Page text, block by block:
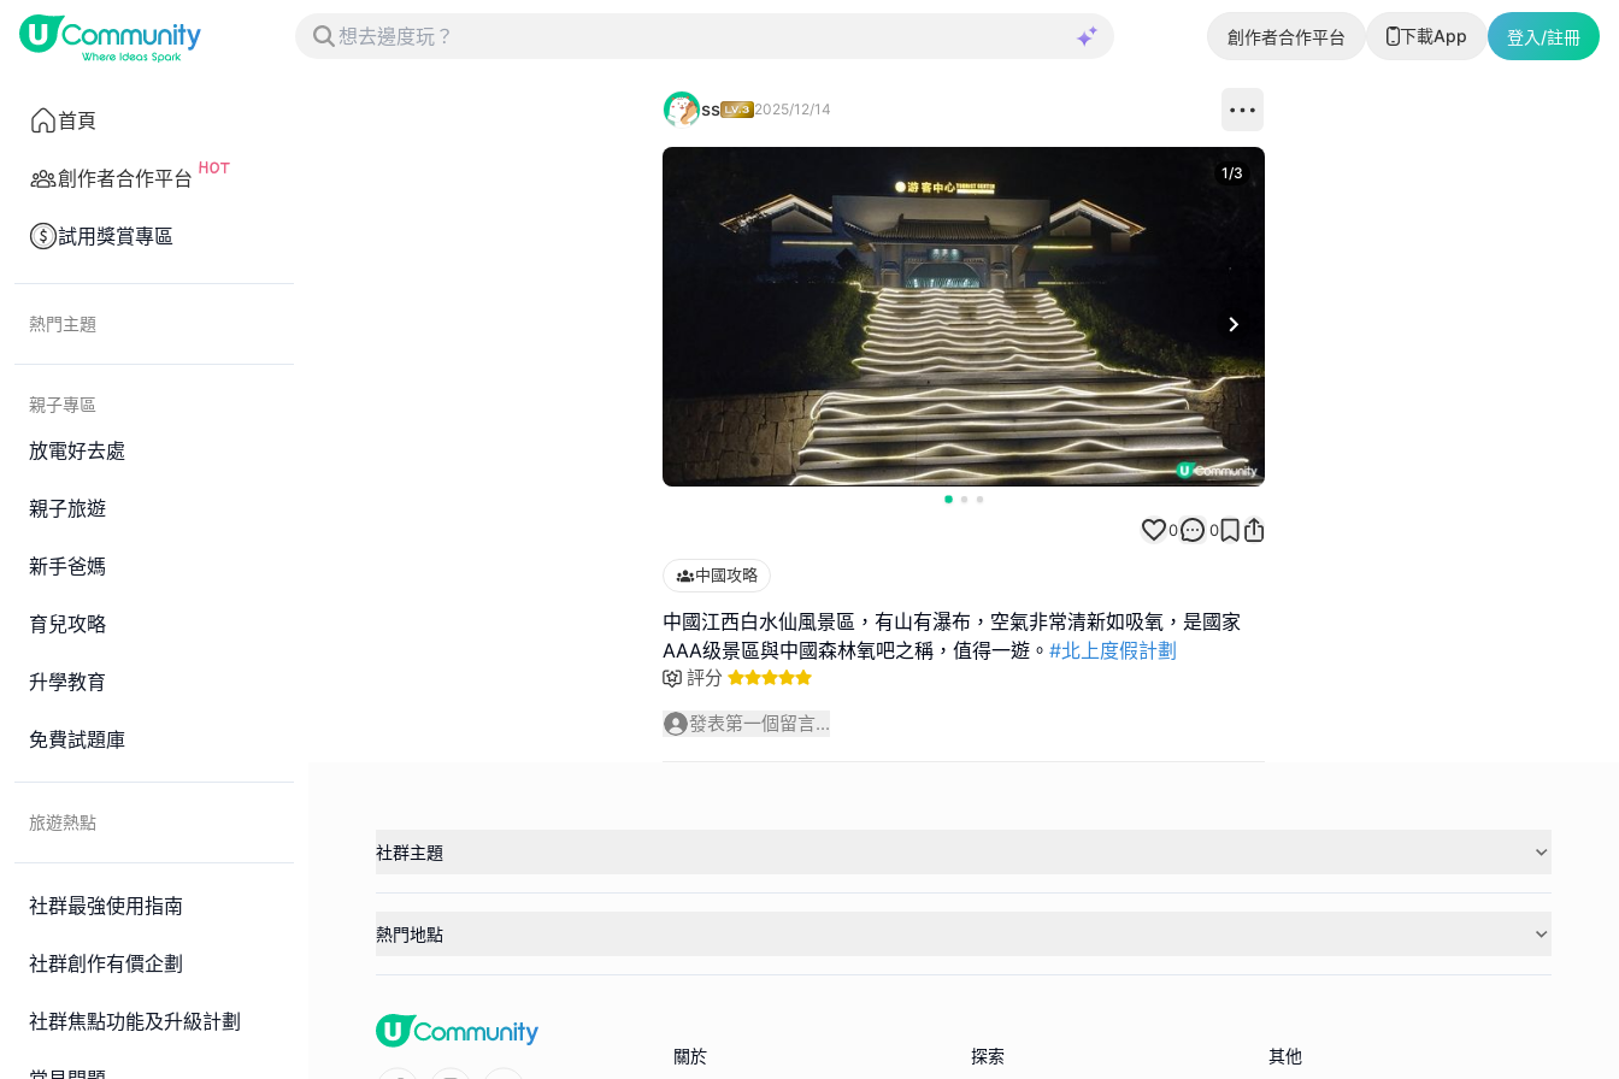
創作者合作平台 下載App 登入/註冊
首頁
創作者合作平台
試用獎賞專區
熱門主題
親子專區
放電好去處
親子旅遊
新手爸媽
育兒攻略
升學教育
免費試題庫
旅遊熱點
社群最強使用指南
社群創作有價企劃
社群焦點功能及升級計劃
ss 2025/12/14
Next slide
1/3
0 0
中國攻略
中國江西白水仙風景區，有山有瀑布，空氣非常清新如吸氧，是國家
AAA级景區與中國森林氧吧之稱，值得一遊。 #北上度假計劃
評分
發表第一個留言...
社群主題
熱門地點
關於 探索 其他